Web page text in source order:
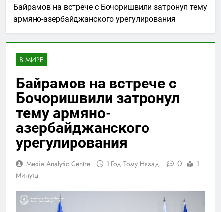
Байрамов на встрече с Бочоришвили затронул тему
армяно-азербайджанского урегулирования
В МИРЕ
Байрамов на встрече с
Бочоришвили затронул
тему армяно-
азербайджанского
урегулирования
Media Analytic Centre 1 Год Тому Назад 0
1
Минуты